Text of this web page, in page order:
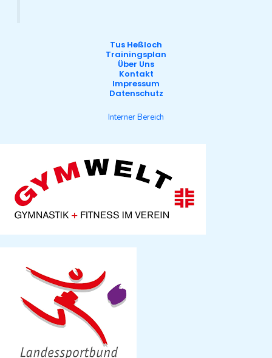
Tus Heßloch
Trainingsplan
Über Uns
Kontakt
Impressum
Datenschutz
Interner Bereich